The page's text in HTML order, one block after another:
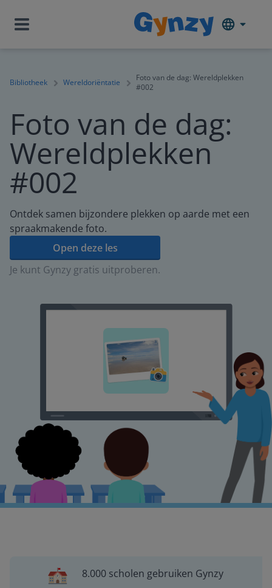
Bibliotheek Wereldoriëntatie
Foto van de dag: Wereldplekken
#002
Foto van de dag:
Wereldplekken
#002
Ontdek samen bijzondere plekken op aarde met een
spraakmakende foto.
Open deze les
Je kunt Gynzy gratis uitproberen.
8.000 scholen gebruiken Gynzy